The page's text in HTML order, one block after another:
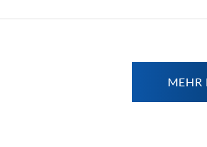
MEHR